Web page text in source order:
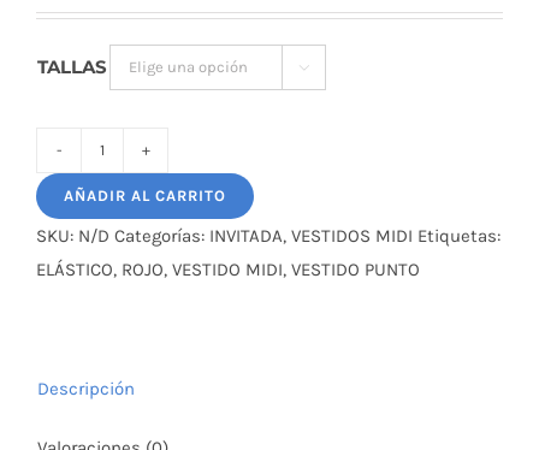
TALLAS 
MERCEDES
ROJO
cantidad
AÑADIR AL CARRITO
SKU: N/D Categorías: INVITADA, VESTIDOS MIDI Etiquetas:
ELÁSTICO, ROJO, VESTIDO MIDI, VESTIDO PUNTO
Descripción